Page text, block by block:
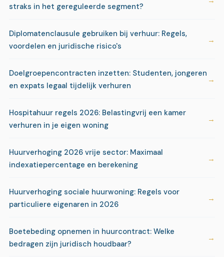
straks in het gereguleerde segment?
Diplomatenclausule gebruiken bij verhuur: Regels,
voordelen en juridische risico's
Doelgroepencontracten inzetten: Studenten, jongeren
en expats legaal tijdelijk verhuren
Hospitahuur regels 2026: Belastingvrij een kamer
verhuren in je eigen woning
Huurverhoging 2026 vrije sector: Maximaal
indexatiepercentage en berekening
Huurverhoging sociale huurwoning: Regels voor
particuliere eigenaren in 2026
Boetebeding opnemen in huurcontract: Welke
bedragen zijn juridisch houdbaar?